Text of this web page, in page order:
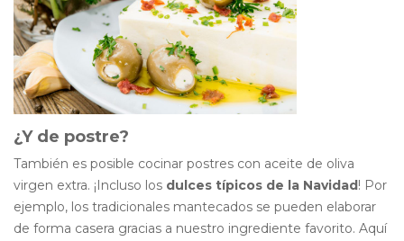
¿Y de postre?
También es posible cocinar postres con aceite de oliva
virgen extra. ¡Incluso los dulces típicos de la Navidad! Por
ejemplo, los tradicionales mantecados se pueden elaborar
de forma casera gracias a nuestro ingrediente favorito. Aquí